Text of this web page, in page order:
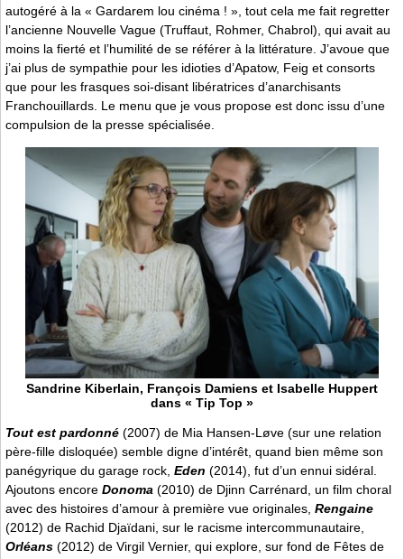
autogéré à la « Gardarem lou cinéma ! », tout cela me fait regretter
l’ancienne Nouvelle Vague (Truffaut, Rohmer, Chabrol), qui avait au
moins la fierté et l’humilité de se référer à la littérature. J’avoue que
j’ai plus de sympathie pour les idioties d’Apatow, Feig et consorts
que pour les frasques soi-disant libératrices d’anarchisants
Franchouillards. Le menu que je vous propose est donc issu d’une
compulsion de la presse spécialisée.
Sandrine Kiberlain, François Damiens et Isabelle Huppert
dans « Tip Top »
Tout est pardonné (2007) de Mia Hansen-Løve (sur une relation
père-fille disloquée) semble digne d’intérêt, quand bien même son
panégyrique du garage rock, Eden (2014), fut d’un ennui sidéral.
Ajoutons encore Donoma (2010) de Djinn Carrénard, un film choral
avec des histoires d’amour à première vue originales, Rengaine
(2012) de Rachid Djaïdani, sur le racisme intercommunautaire,
Orléans (2012) de Virgil Vernier, qui explore, sur fond de Fêtes de